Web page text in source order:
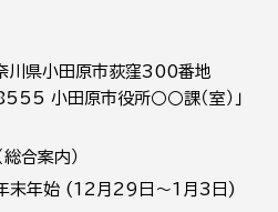
県小田原市荻窪300番地
小田原市役所○○課（室）」
合案内）
年末年始 (12月29日～1月3日)